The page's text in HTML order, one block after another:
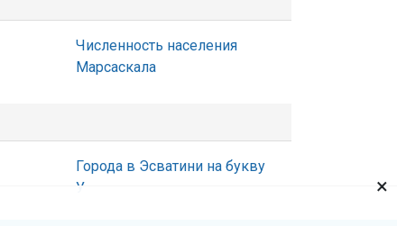
Численность населения
Марсаскала
Города в Эсватини на букву
У
×